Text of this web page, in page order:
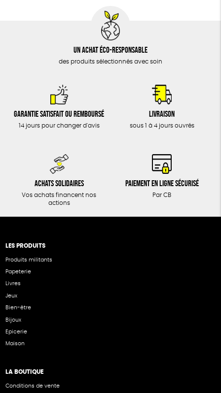
Un achat éco-responsable
des produits sélectionnés avec soin
Garantie satisfait ou remboursé
14 jours pour changer d'avis
Livraison
sous 1 à 4 jours ouvrés
Achats solidaires
Vos achats financent nos
actions
Paiement en ligne sécurisé
Par CB
LES PRODUITS
Produits militants
Papeterie
Livres
Jeux
Bien-être
Bijoux
Epicerie
Maison
LA BOUTIQUE
Conditions de vente